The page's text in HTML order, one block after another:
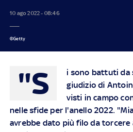
10 ago 2022 - 08:46
©Getty
"S
i sono battuti da
giudizio di
visti in campo
nelle sfide per l'anello 2022.
avrebbe dato più filo da torcere